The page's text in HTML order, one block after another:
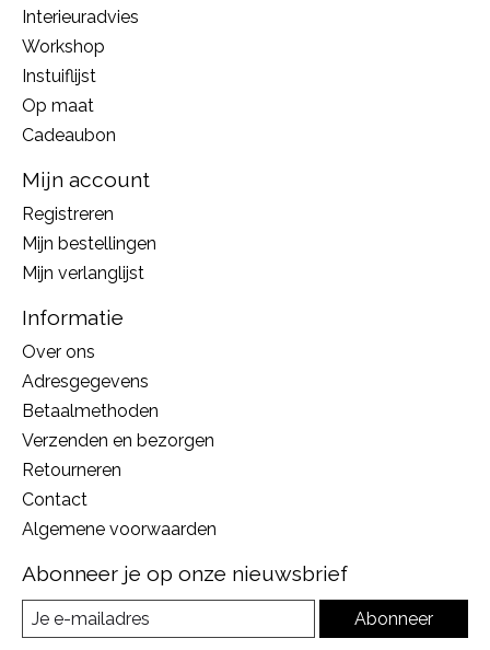
Interieuradvies
Workshop
Instuiflijst
Op maat
Cadeaubon
Mijn account
Registreren
Mijn bestellingen
Mijn verlanglijst
Informatie
Over ons
Adresgegevens
Betaalmethoden
Verzenden en bezorgen
Retourneren
Contact
Algemene voorwaarden
Abonneer je op onze nieuwsbrief
Abonneer